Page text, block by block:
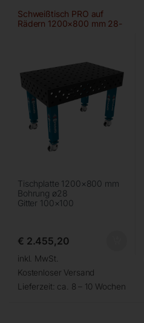
Schweißtisch PRO auf
Rädern 1200×800 mm 28-
Tischplatte 1200×800 mm
Bohrung ø28
Gitter 100×100
€ 2.455,20
inkl. MwSt.
Kostenloser Versand
Lieferzeit: ca. 8 – 10 Wochen